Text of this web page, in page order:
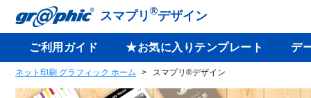
スマプリ ®デザイン
ご利用ガイド ★お気に入りテンプレート デ
ネット印刷 グラフィック ホーム スマプリ®デザイン